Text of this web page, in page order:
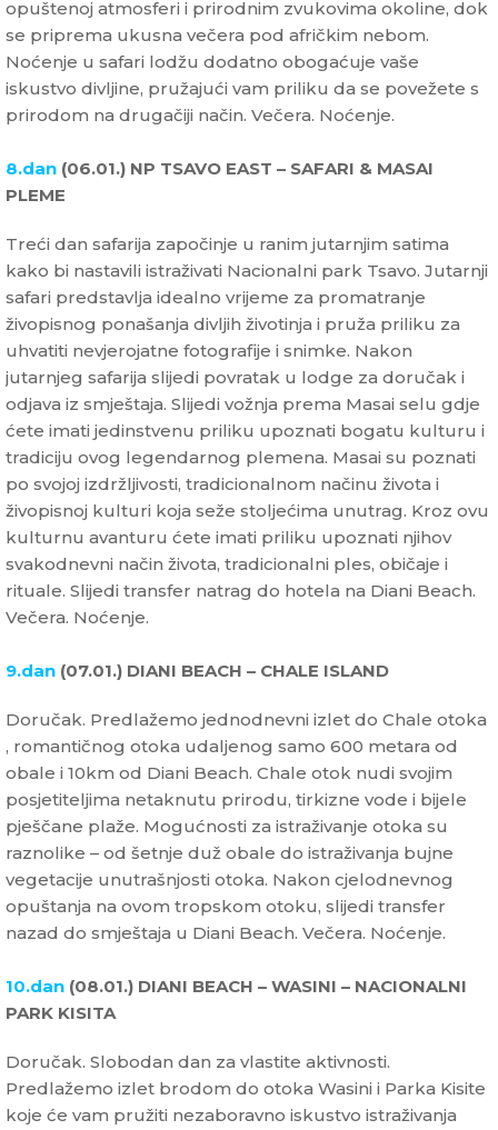
opuštenoj atmosferi i prirodnim zvukovima okoline, dok
se priprema ukusna večera pod afričkim nebom.
Noćenje u safari lodžu dodatno obogaćuje vaše
iskustvo divljine, pružajući vam priliku da se povežete s
prirodom na drugačiji način. Večera. Noćenje.
8.dan (06.01.) NP TSAVO EAST – SAFARI & MASAI
PLEME
Treći dan safarija započinje u ranim jutarnjim satima
kako bi nastavili istraživati Nacionalni park Tsavo. Jutarnji
safari predstavlja idealno vrijeme za promatranje
živopisnog ponašanja divljih životinja i pruža priliku za
uhvatiti nevjerojatne fotografije i snimke. Nakon
jutarnjeg safarija slijedi povratak u lodge za doručak i
odjava iz smještaja. Slijedi vožnja prema Masai selu gdje
ćete imati jedinstvenu priliku upoznati bogatu kulturu i
tradiciju ovog legendarnog plemena. Masai su poznati
po svojoj izdržljivosti, tradicionalnom načinu života i
živopisnoj kulturi koja seže stoljećima unutrag. Kroz ovu
kulturnu avanturu ćete imati priliku upoznati njihov
svakodnevni način života, tradicionalni ples, običaje i
rituale. Slijedi transfer natrag do hotela na Diani Beach.
Večera. Noćenje.
9.dan (07.01.) DIANI BEACH – CHALE ISLAND
Doručak. Predlažemo jednodnevni izlet do Chale otoka
, romantičnog otoka udaljenog samo 600 metara od
obale i 10km od Diani Beach. Chale otok nudi svojim
posjetiteljima netaknutu prirodu, tirkizne vode i bijele
pješčane plaže. Mogućnosti za istraživanje otoka su
raznolike – od šetnje duž obale do istraživanja bujne
vegetacije unutrašnjosti otoka. Nakon cjelodnevnog
opuštanja na ovom tropskom otoku, slijedi transfer
nazad do smještaja u Diani Beach. Večera. Noćenje.
10.dan (08.01.) DIANI BEACH – WASINI – NACIONALNI
PARK KISITA
Doručak. Slobodan dan za vlastite aktivnosti.
Predlažemo izlet brodom do otoka Wasini i Parka Kisite
koje će vam pružiti nezaboravno iskustvo istraživanja